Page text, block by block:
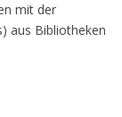
mit der
aus Bibliotheken